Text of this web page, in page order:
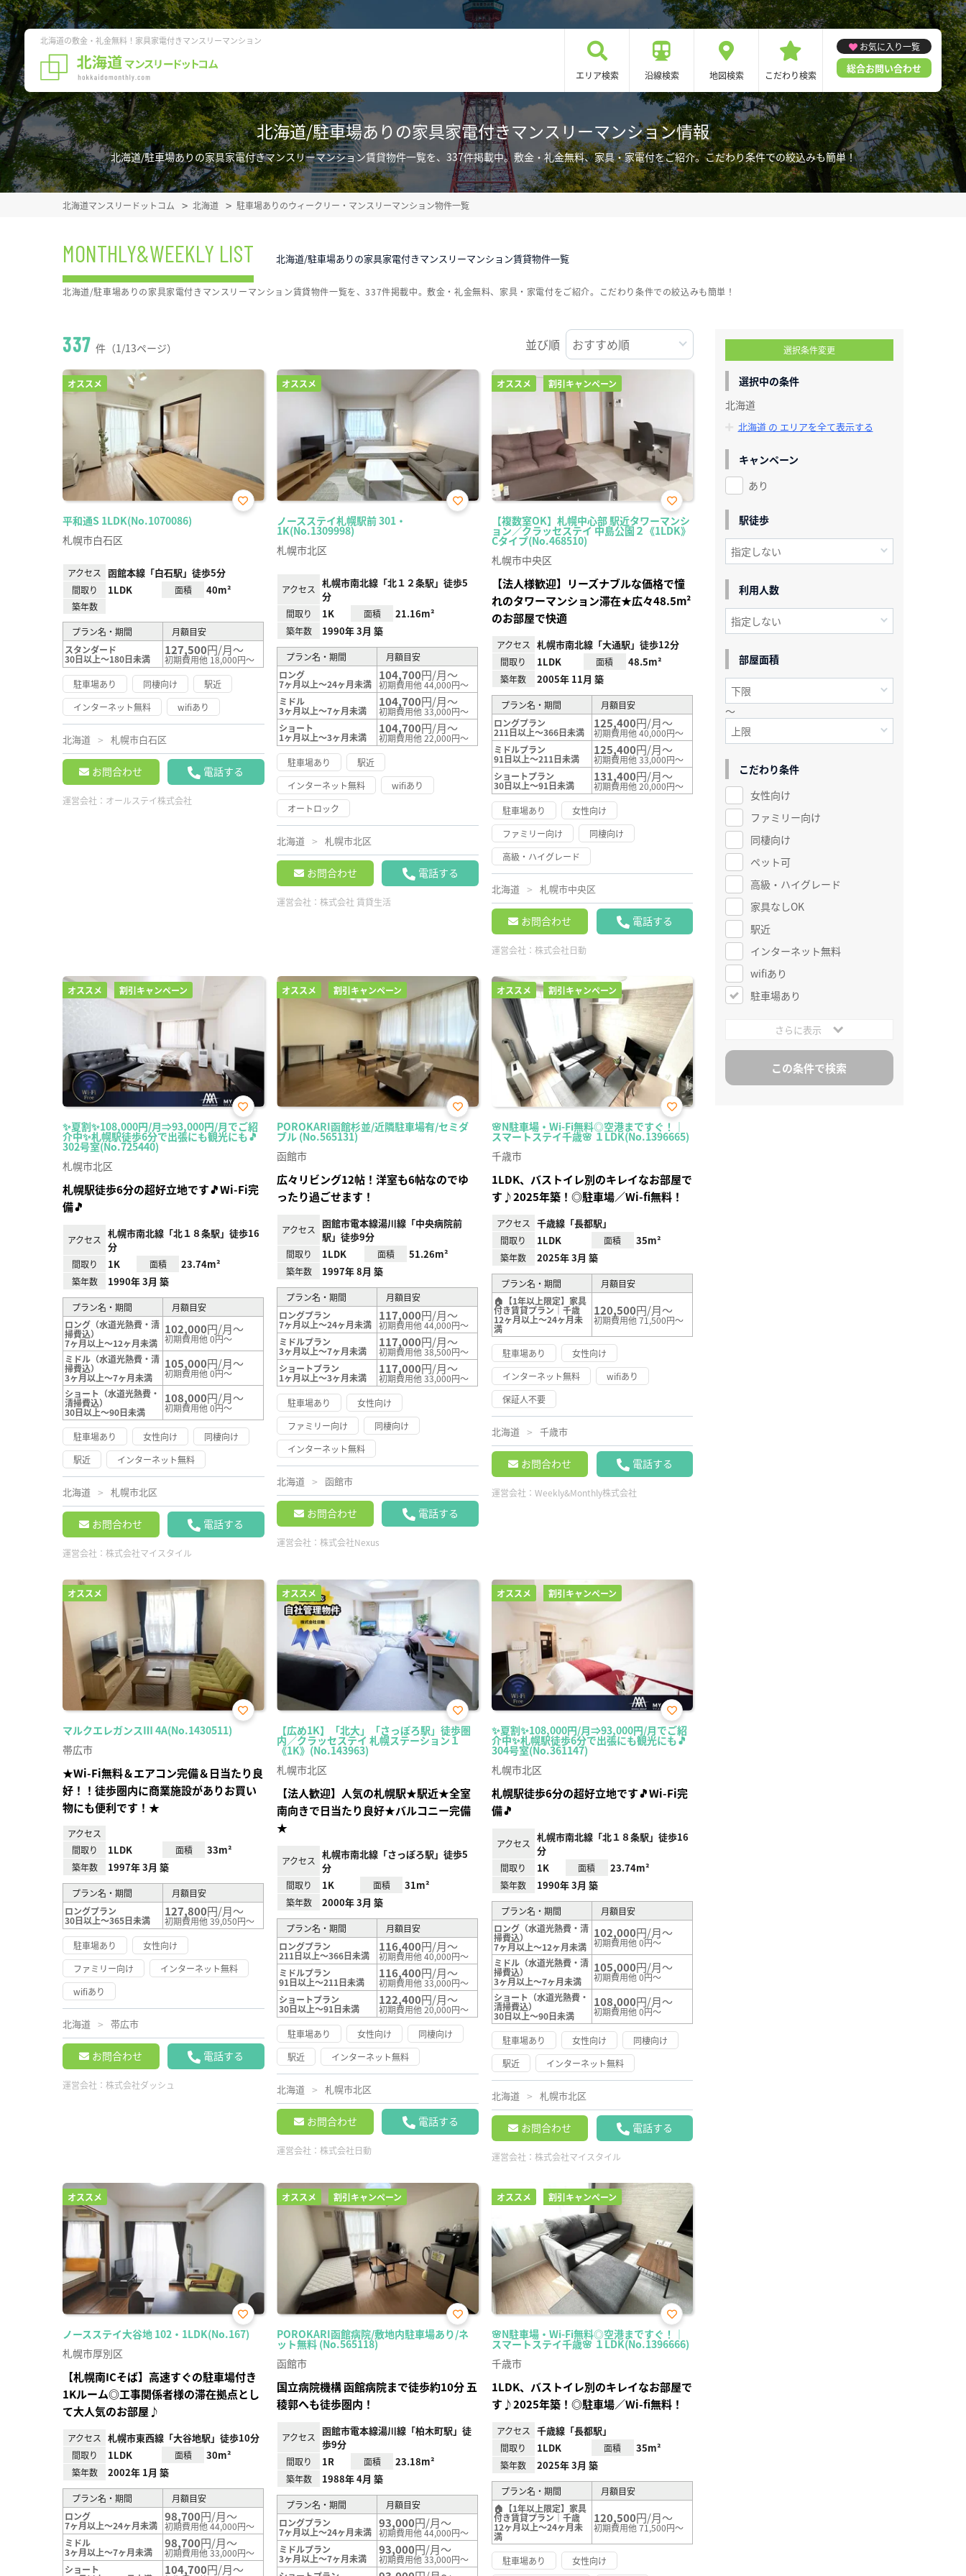
北海道の敷金・礼金無料！家具家電付きマンスリーマンション
エリア検索 沿線検索 地図検索 こだわり検索
お気に入り一覧
総合お問い合わせ
北海道/駐車場ありの家具家電付きマンスリーマンション情報
北海道/駐車場ありの家具家電付きマンスリーマンション賃貸物件一覧を、337件掲載中。敷金・礼金無料、家具・家電付をご紹介。こだわり条件での絞込みも簡単！
北海道マンスリードットコム 北海道 駐車場ありのウィークリー・マンスリーマンション物件一覧
MONTHLY&WEEKLY LIST 北海道/駐車場ありの家具家電付きマンスリーマンション賃貸物件一覧
337 件（1/13ページ） 並び順
オススメ
平和通S 1LDK(No.1070086) お気
札幌市白石区
アクセス 函館本線「白石駅」徒歩5分
間取り 1LDK 面積 40m²
築年数
プラン名・期間
月額目安
スタンダード
30日以上～180日未満
127,500円/月～
初期費用他 18,000円～
駐車場あり
同棲向け
駅近
インターネット無料
wifiあり
北海道 札幌市白石区
お問合わせ 電話する
運営会社： オールステイ株式会社
オススメ
ノースステイ札幌駅前 301・
1K(No.1309998)
お気
札幌市北区
アクセス
札幌市南北線「北１２条駅」徒歩5
分
間取り 1K 面積 21.16m²
築年数 1990年 3月 築
プラン名・期間
月額目安
ロング
7ヶ月以上～24ヶ月未満
104,700円/月～
初期費用他 44,000円～
ミドル
3ヶ月以上～7ヶ月未満
104,700円/月～
初期費用他 33,000円～
ショート
1ヶ月以上～3ヶ月未満
104,700円/月～
初期費用他 22,000円～
駐車場あり
駅近
インターネット無料
wifiあり
オートロック
北海道 札幌市北区
お問合わせ 電話する
運営会社：株式会社 賃貸生活
オススメ 割引キャンペーン
【複数室OK】札幌中心部 駅近タワーマンシ
ョン／クラッセステイ 中島公園２《1LDK》
Cタイプ(No.468510)
お気
に入
り登
札幌市中央区
【法人様歓迎】リーズナブルな価格で憧
れのタワーマンション滞在★広々48.5m²
のお部屋で快適
アクセス 札幌市南北線「大通駅」徒歩12分
間取り 1LDK 面積 48.5m²
築年数 2005年 11月 築
プラン名・期間
月額目安
ロングプラン
211日以上～366日未満
125,400円/月～
初期費用他 40,000円～
ミドルプラン
91日以上～211日未満
125,400円/月～
初期費用他 33,000円～
ショートプラン
30日以上～91日未満
131,400円/月～
初期費用他 20,000円～
駐車場あり
女性向け
ファミリー向け
同棲向け
高級・ハイグレード
北海道 札幌市中央区
お問合わせ 電話する
運営会社： 株式会社日動
オススメ 割引キャンペーン
✨夏割✨108,000円/月⇒93,000円/月でご紹
介中✨札幌駅徒歩6分で出張にも観光にも🎵
302号室(No.725440)
お気
に入
り登
札幌市北区
札幌駅徒歩6分の超好立地です🎵Wi-Fi完
備🎵
アクセス
札幌市南北線「北１８条駅」徒歩16
分
間取り 1K 面積 23.74m²
築年数 1990年 3月 築
プラン名・期間
月額目安
ロング（水道光熱費・清
掃費込）
7ヶ月以上～12ヶ月未満
102,000円/月～
初期費用他 0円～
ミドル（水道光熱費・清
掃費込）
3ヶ月以上～7ヶ月未満
105,000円/月～
初期費用他 0円～
ショート（水道光熱費・
清掃費込）
30日以上～90日未満
108,000円/月～
初期費用他 0円～
駐車場あり 女性向け
同棲向け
駅近
インターネット無料
北海道 札幌市北区
お問合わせ 電話する
運営会社： 株式会社マイスタイル
オススメ 割引キャンペーン
POROKARI函館杉並/近隣駐車場有/セミダ
ブル (No.565131)
お気
に入
函館市
広々リビング12帖！洋室も6帖なのでゆ
ったり過ごせます！
アクセス
函館市電本線湯川線「中央病院前
駅」徒歩9分
間取り 1LDK 面積 51.26m²
築年数 1997年 8月 築
プラン名・期間
月額目安
ロングプラン
7ヶ月以上～24ヶ月未満
117,000円/月～
初期費用他 44,000円～
ミドルプラン
3ヶ月以上～7ヶ月未満
117,000円/月～
初期費用他 38,500円～
ショートプラン
1ヶ月以上～3ヶ月未満
117,000円/月～
初期費用他 33,000円～
駐車場あり
女性向け
ファミリー向け
同棲向け
インターネット無料
北海道 函館市
お問合わせ 電話する
運営会社：株式会社Nexus
オススメ 割引キャンペーン
🌸N駐車場・Wi-Fi無料◎空港まですぐ！｜
スマートステイ千歳🌸 １LDK(No.1396665)
お気
に入
り登
千歳市
1LDK、バストイレ別のキレイなお部屋で
す♪2025年築！◎駐車場／Wi-fi無料！
アクセス 千歳線「長都駅」
間取り 1LDK 面積 35m²
築年数 2025年 3月 築
プラン名・期間
月額目安
🏠【1年以上限定】家具
付き賃貸プラン｜千歳
12ヶ月以上～24ヶ月未
満
120,500円/月～
初期費用他 71,500円～
駐車場あり
女性向け
インターネット無料
wifiあり
保証人不要
北海道 千歳市
お問合わせ 電話する
運営会社： Weekly&Monthly株式会社
オススメ
マルクエレガンスⅢ 4A(No.1430511) お気
帯広市
★Wi-Fi無料＆エアコン完備＆日当たり良
好！！徒歩圏内に商業施設がありお買い
物にも便利です！★
アクセス
間取り
1LDK 面積 33m²
築年数 1997年 3月 築
プラン名・期間
月額目安
ロングプラン
30日以上～365日未満
127,800円/月～
初期費用他 39,050円～
駐車場あり
女性向け
ファミリー向け
インターネット無料
wifiあり
北海道 帯広市
お問合わせ 電話する
運営会社： 株式会社ダッシュ
オススメ
【広め1K】「北大」「さっぽろ駅」徒歩圏
内／クラッセステイ 札幌ステーション１
《1K》(No.143963)
お気
に入
り登
札幌市北区
【法人歓迎】人気の札幌駅★駅近★全室
南向きで日当たり良好★バルコニー完備
★
アクセス
札幌市南北線「さっぽろ駅」徒歩5
分
間取り 1K 面積 31m²
築年数 2000年 3月 築
プラン名・期間
月額目安
ロングプラン
211日以上～366日未満
116,400円/月～
初期費用他 40,000円～
ミドルプラン
91日以上～211日未満
116,400円/月～
初期費用他 33,000円～
ショートプラン
30日以上～91日未満
122,400円/月～
初期費用他 20,000円～
駐車場あり
女性向け
同棲向け
駅近
インターネット無料
北海道 札幌市北区
お問合わせ 電話する
運営会社：株式会社日動
オススメ 割引キャンペーン
✨夏割✨108,000円/月⇒93,000円/月でご紹
介中✨札幌駅徒歩6分で出張にも観光にも🎵
304号室(No.361147)
お気
に入
り登
札幌市北区
札幌駅徒歩6分の超好立地です🎵Wi-Fi完
備🎵
アクセス
札幌市南北線「北１８条駅」徒歩16
分
間取り 1K 面積 23.74m²
築年数 1990年 3月 築
プラン名・期間
月額目安
ロング（水道光熱費・清
掃費込）
7ヶ月以上～12ヶ月未満
102,000円/月～
初期費用他 0円～
ミドル（水道光熱費・清
掃費込）
3ヶ月以上～7ヶ月未満
105,000円/月～
初期費用他 0円～
ショート（水道光熱費・
清掃費込）
30日以上～90日未満
108,000円/月～
初期費用他 0円～
駐車場あり 女性向け
同棲向け
駅近
インターネット無料
北海道 札幌市北区
お問合わせ 電話する
運営会社： 株式会社マイスタイル
オススメ
ノースステイ大谷地 102・1LDK(No.167)
お気
に入
札幌市厚別区
【札幌南ICそば】高速すぐの駐車場付き
1Kルーム◎工事関係者様の滞在拠点とし
て大人気のお部屋♪
アクセス 札幌市東西線「大谷地駅」徒歩10分
間取り 1LDK 面積 30m²
築年数 2002年 1月 築
プラン名・期間
月額目安
ロング
7ヶ月以上～24ヶ月未満
98,700円/月～
初期費用他 44,000円～
ミドル
3ヶ月以上～7ヶ月未満
98,700円/月～
初期費用他 33,000円～
ショート
104,700円/月～
オススメ 割引キャンペーン
POROKARI函館病院/敷地内駐車場あり/ネ
ット無料 (No.565118)
お気
に入
函館市
国立病院機構 函館病院まで徒歩約10分 五
稜郭へも徒歩圏内！
アクセス
函館市電本線湯川線「柏木町駅」徒
歩9分
間取り 1R 面積 23.18m²
築年数 1988年 4月 築
プラン名・期間
月額目安
ロングプラン
7ヶ月以上～24ヶ月未満
93,000円/月～
初期費用他 44,000円～
ミドルプラン
3ヶ月以上～7ヶ月未満
93,000円/月～
初期費用他 33,000円～
オススメ 割引キャンペーン
🌸N駐車場・Wi-Fi無料◎空港まですぐ！｜
スマートステイ千歳🌸 １LDK(No.1396666)
お気
に入
り登
千歳市
1LDK、バストイレ別のキレイなお部屋で
す♪2025年築！◎駐車場／Wi-fi無料！
アクセス 千歳線「長都駅」
間取り 1LDK 面積 35m²
築年数 2025年 3月 築
プラン名・期間
月額目安
🏠【1年以上限定】家具
付き賃貸プラン｜千歳
12ヶ月以上～24ヶ月未
満
120,500円/月～
初期費用他 71,500円～
駐車場あり 女性向け
北海道/駐車場ありの家具家電付きマンスリーマンション賃貸物件一覧を、337件掲載中。敷金・礼金無料、家具・家電付をご紹介。こだわり条件での絞込みも簡単！
選択条件変更
選択中の条件
北海道
北海道 の エリアを全て表示する
キャンペーン
あり
駅徒歩
利用人数
部屋面積
～
こだわり条件
女性向け
ファミリー向け
同棲向け
ペット可
高級・ハイグレード
家具なしOK
駅近
インターネット無料
wifiあり
駐車場あり
さらに表示